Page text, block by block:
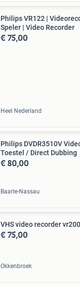
Philips VR122 |
Speler | Video Recorder
€ 75,00
Heel Nederland
Philips DVDR3510V
Toestel / Direct Dubbing
€ 80,00
Baarle-Nassau
VHS video recorder vr200
€ 75,00
Okkenbroek